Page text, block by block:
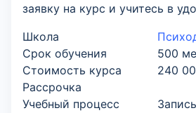
заявку на курс и учитесь в
Школа
Срок обучения
500
Стоимость курса
240
Рассрочка
Учебный процесс